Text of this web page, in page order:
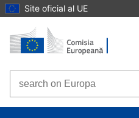
Site oficial al UE
Accesaţi conţinutul
Prima pagină - Comisia
Search on Europa websites